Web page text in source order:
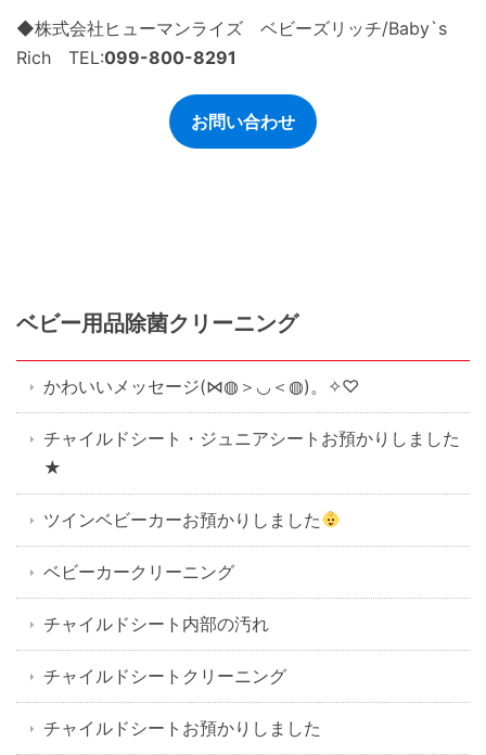
◆株式会社ヒューマンライズ ベビーズリッチ/Baby`s
Rich TEL:099-800-8291
お問い合わせ
ベビー用品除菌クリーニング
かわいいメッセージ(⋈◍＞◡＜◍)。✧♡
チャイルドシート・ジュニアシートお預かりしました
★
ツインベビーカーお預かりしました
ベビーカークリーニング
チャイルドシート内部の汚れ
チャイルドシートクリーニング
チャイルドシートお預かりしました